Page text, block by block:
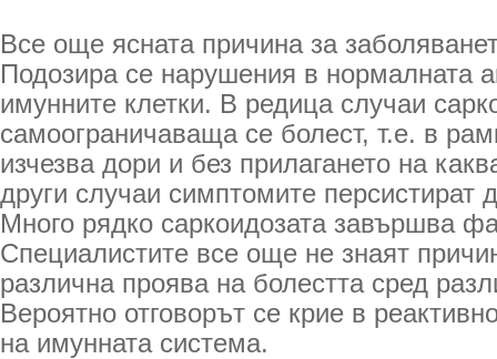
Все още ясната причина за
Подозира се нарушения в нормалната
имунните клетки. В редица случаи
самоограничаваща се болест, т.е. в
изчезва дори и без прилагането на
други случаи симптомите персистират
Много рядко саркоидозата завършва
Специалистите все още не знаят
различна проява на болестта сред
Вероятно отговорът се крие в
на имунната система.